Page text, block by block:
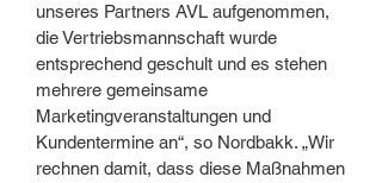
unseres Partners AVL aufgenommen,
die Vertriebsmannschaft wurde
entsprechend geschult und es stehen
mehrere gemeinsame
Marketingveranstaltungen und
Kundentermine an“, so Nordbakk. „Wir
rechnen damit, dass diese Maßnahmen